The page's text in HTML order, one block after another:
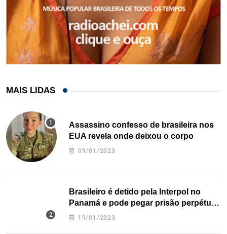
MAIS LIDAS
Assassino confesso de brasileira nos
EUA revela onde deixou o corpo
09/01/2023
Brasileiro é detido pela Interpol no
Panamá e pode pegar prisão perpétua
nos EUA
19/01/2023